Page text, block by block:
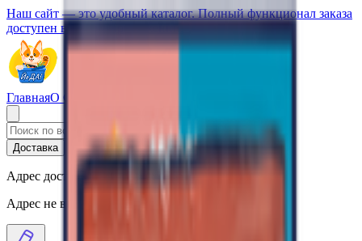
Наш сайт — это удобный каталог. Полный функционал заказа
доступен в нашем приложении.
ГлавнаяО Сервисе
Доставка Самовывоз
Адрес доставки
Адрес не выбран